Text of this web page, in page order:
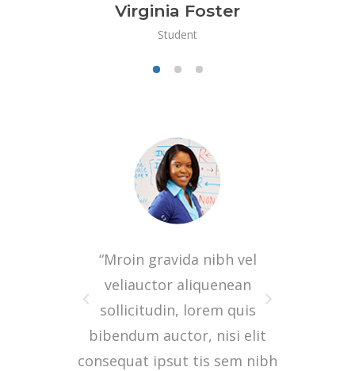
Virginia Foster
Student
“Mroin gravida nibh vel
veliauctor aliquenean
sollicitudin, lorem quis
bibendum auctor, nisi elit
consequat ipsut tis sem nibh